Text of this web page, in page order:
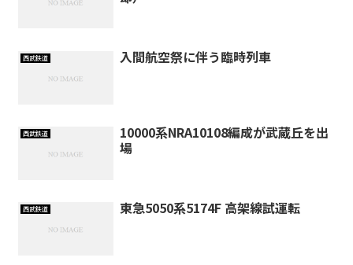
西武鉄道 入間航空祭に伴う臨時列車
西武鉄道
10000系NRA10108編成が武蔵丘を出
場
西武鉄道 東急5050系5174F 高架線試運転